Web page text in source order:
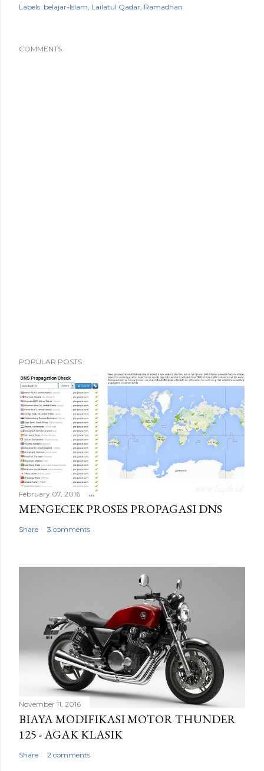
Labels: belajar-Islam Lailatul Qadar Ramadhan
COMMENTS
POPULAR POSTS
February 07, 2016
MENGECEK PROSES PROPAGASI DNS
Share 3 comments
November 11, 2016
BIAYA MODIFIKASI MOTOR THUNDER
125 - AGAK KLASIK
Share 2 comments